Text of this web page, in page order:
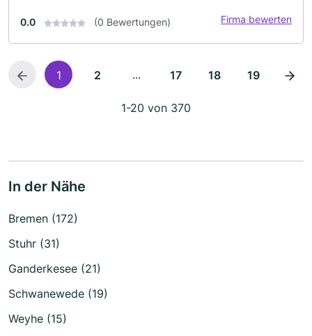
0.0 (0 Bewertungen) Firma bewerten
1 2 ... 17 18 19
1-20 von 370
In der Nähe
Bremen (172)
Stuhr (31)
Ganderkesee (21)
Schwanewede (19)
Weyhe (15)